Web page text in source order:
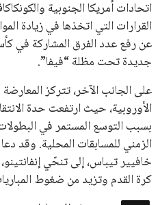
جميع الحقوق محفوظة لموقعنا ايوا مصر